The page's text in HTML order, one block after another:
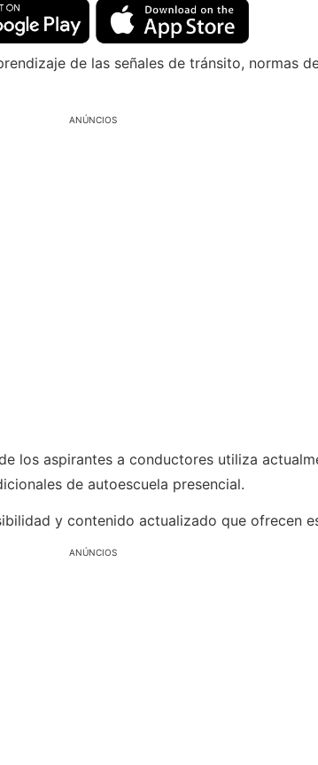
de las señales de tránsito, normas
ANÚNCIOS
los aspirantes a conductores utiliza
de autoescuela presencial.
y contenido actualizado que ofrecen
ANÚNCIOS